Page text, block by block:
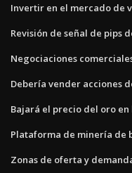
Invertir en el mercado de
Revisión de señal de pips
Negociaciones
Debería vender acciones
Bajará el precio del oro
Plataforma de minería de
Zonas de oferta y